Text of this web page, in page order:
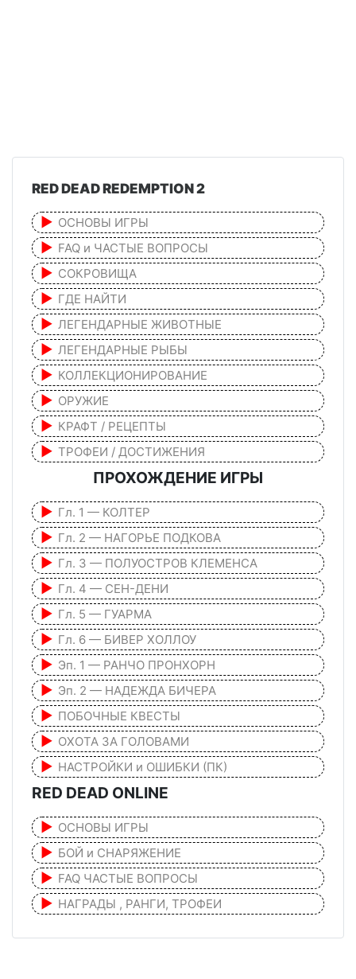
RED DEAD REDEMPTION 2
ОСНОВЫ ИГРЫ
FAQ и ЧАСТЫЕ ВОПРОСЫ
СОКРОВИЩА
ГДЕ НАЙТИ
ЛЕГЕНДАРНЫЕ ЖИВОТНЫЕ
ЛЕГЕНДАРНЫЕ РЫБЫ
КОЛЛЕКЦИОНИРОВАНИЕ
ОРУЖИЕ
КРАФТ / РЕЦЕПТЫ
ТРОФЕИ / ДОСТИЖЕНИЯ
ПРОХОЖДЕНИЕ ИГРЫ
Гл. 1 — КОЛТЕР
Гл. 2 — НАГОРЬЕ ПОДКОВА
Гл. 3 — ПОЛУОСТРОВ КЛЕМЕНСА
Гл. 4 — СЕН-ДЕНИ
Гл. 5 — ГУАРМА
Гл. 6 — БИВЕР ХОЛЛОУ
Эп. 1 — РАНЧО ПРОНХОРН
Эп. 2 — НАДЕЖДА БИЧЕРА
ПОБОЧНЫЕ КВЕСТЫ
ОХОТА ЗА ГОЛОВАМИ
НАСТРОЙКИ и ОШИБКИ (ПК)
RED DEAD ONLINE
ОСНОВЫ ИГРЫ
БОЙ и СНАРЯЖЕНИЕ
FAQ ЧАСТЫЕ ВОПРОСЫ
НАГРАДЫ , РАНГИ, ТРОФЕИ